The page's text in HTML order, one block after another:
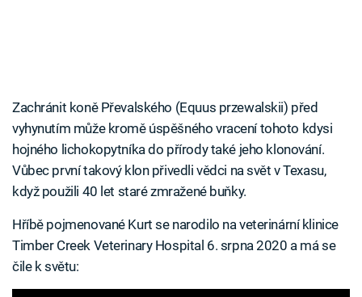
Zachránit koně Převalského (Equus przewalskii) před
vyhynutím může kromě úspěšného vracení tohoto kdysi
hojného lichokopytníka do přírody také jeho klonování.
Vůbec první takový klon přivedli vědci na svět v Texasu,
když použili 40 let staré zmražené buňky.
Hříbě pojmenované Kurt se narodilo na veterinární klinice
Timber Creek Veterinary Hospital 6. srpna 2020 a má se
čile k světu: